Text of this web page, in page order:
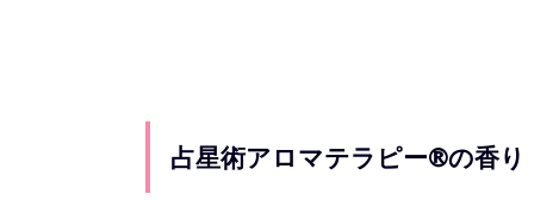
占星術アロマテラピー®︎の香り